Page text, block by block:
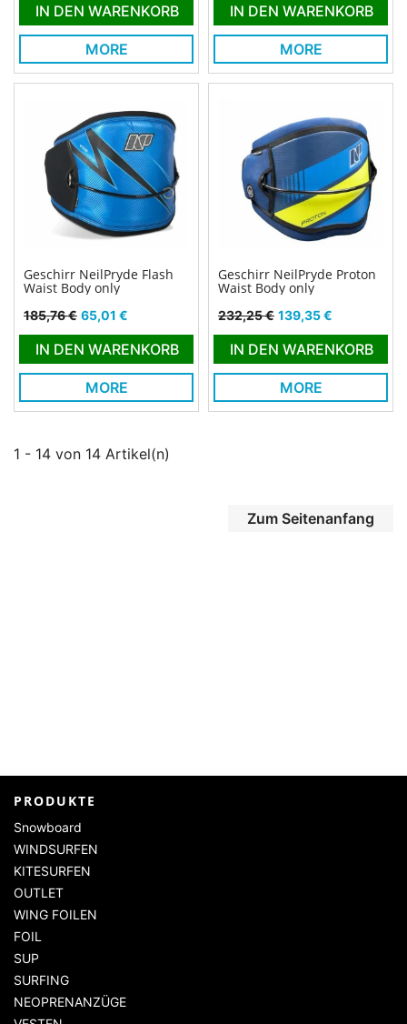
IN DEN WARENKORB
MORE
IN DEN WARENKORB
MORE
Geschirr NeilPryde Flash
Waist Body only
Verkaufspreis
185,76 € Preis
65,01 €
IN DEN WARENKORB
MORE
Geschirr NeilPryde Proton
Waist Body only
Verkaufspreis
232,25 € Preis
139,35 €
IN DEN WARENKORB
MORE
1 - 14 von 14 Artikel(n)
Zum Seitenanfang
PRODUKTE
Snowboard
WINDSURFEN
KITESURFEN
OUTLET
WING FOILEN
FOIL
SUP
SURFING
NEOPRENANZÜGE